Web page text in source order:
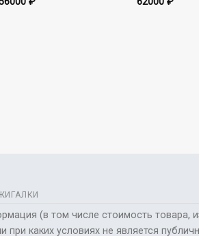
(в том числе стоимость товара,
при каких условиях не является